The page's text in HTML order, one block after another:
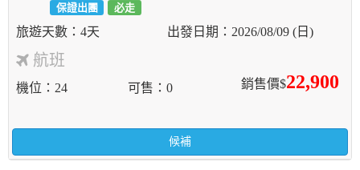
保證出團 必走
4天 2026/08/09 (日)
航班
銷售價$22,900
機位 24 可售 0
候補